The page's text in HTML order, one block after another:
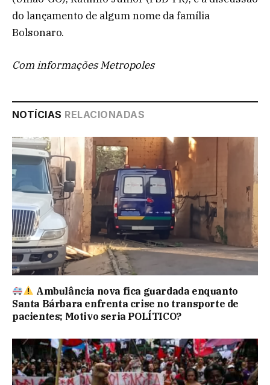
do lançamento de algum nome da família
Bolsonaro.
Com informações Metropoles
NOTÍCIAS RELACIONADAS
Ambulância nova fica guardada enquanto
Santa Bárbara enfrenta crise no transporte de
pacientes; Motivo seria POLÍTICO?